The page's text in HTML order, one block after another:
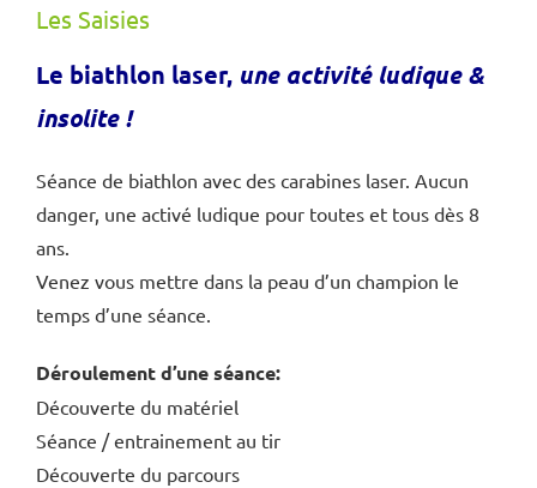
Les Saisies
Le biathlon laser, une activité ludique &
insolite !
Séance de biathlon avec des carabines laser. Aucun
danger, une activé ludique pour toutes et tous dès 8
ans.
Venez vous mettre dans la peau d’un champion le
temps d’une séance.
Déroulement d’une séance:
Découverte du matériel
Séance / entrainement au tir
Découverte du parcours